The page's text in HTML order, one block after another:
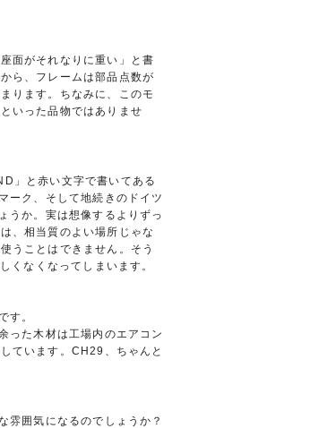
面がそれなりに重い」と書
ら、フレームは部品点数が
ります。ちなみに、このモ
いった品物ではありませ
」と赤い文字で書いてある
ーク、そして地続きのドイツ
うか。実は想像するよりずっ
、相当質のよい場所じゃな
うことはできません。そう
くなくなってしまいます。
す。
った木材は工場内のエアコン
ています。CH29、ちゃんと
雰囲気になるのでしょうか？